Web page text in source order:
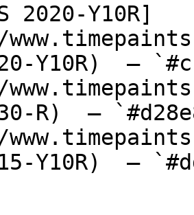
2020-Y10R]
Y10R)  —
R)  —
Y10R)  —